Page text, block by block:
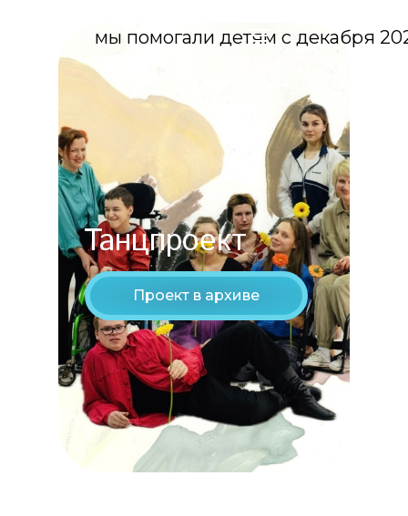
Проект в архиве
Танцпроект
мы помогали детям с декабря